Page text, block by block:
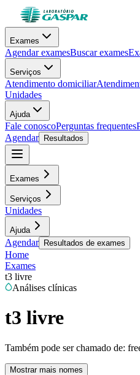
Exames
Agendar examesBuscar exames
Serviços
Atendimento domiciliar
Unidades
Ajuda
Fale conoscoPerguntas frequentes
Agendar
Resultados
Exames
Serviços
Unidades
Ajuda
Agendar Resultados de exames
Home
Exames
t3 livre
Análises clínicas
t3 livre
Também pode ser chamado de:
Mostrar mais nomes